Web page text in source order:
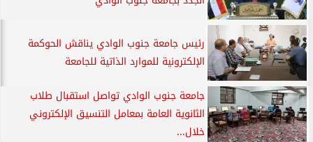
رئيس جامعة جنوب الوادي يناقش الحوكمة
الإلكترونية للموارد الذاتية للجامعة
جامعة جنوب الوادي تواصل استقبال طلاب
الثانوية العامة بمعامل التنسيق الإلكتروني
خلال...